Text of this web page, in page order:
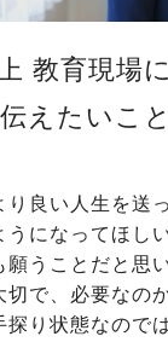
教育現場
えたいこと
り良い人生を送
になってほしい
うことだと思
切で、必要なの
探り状態なので